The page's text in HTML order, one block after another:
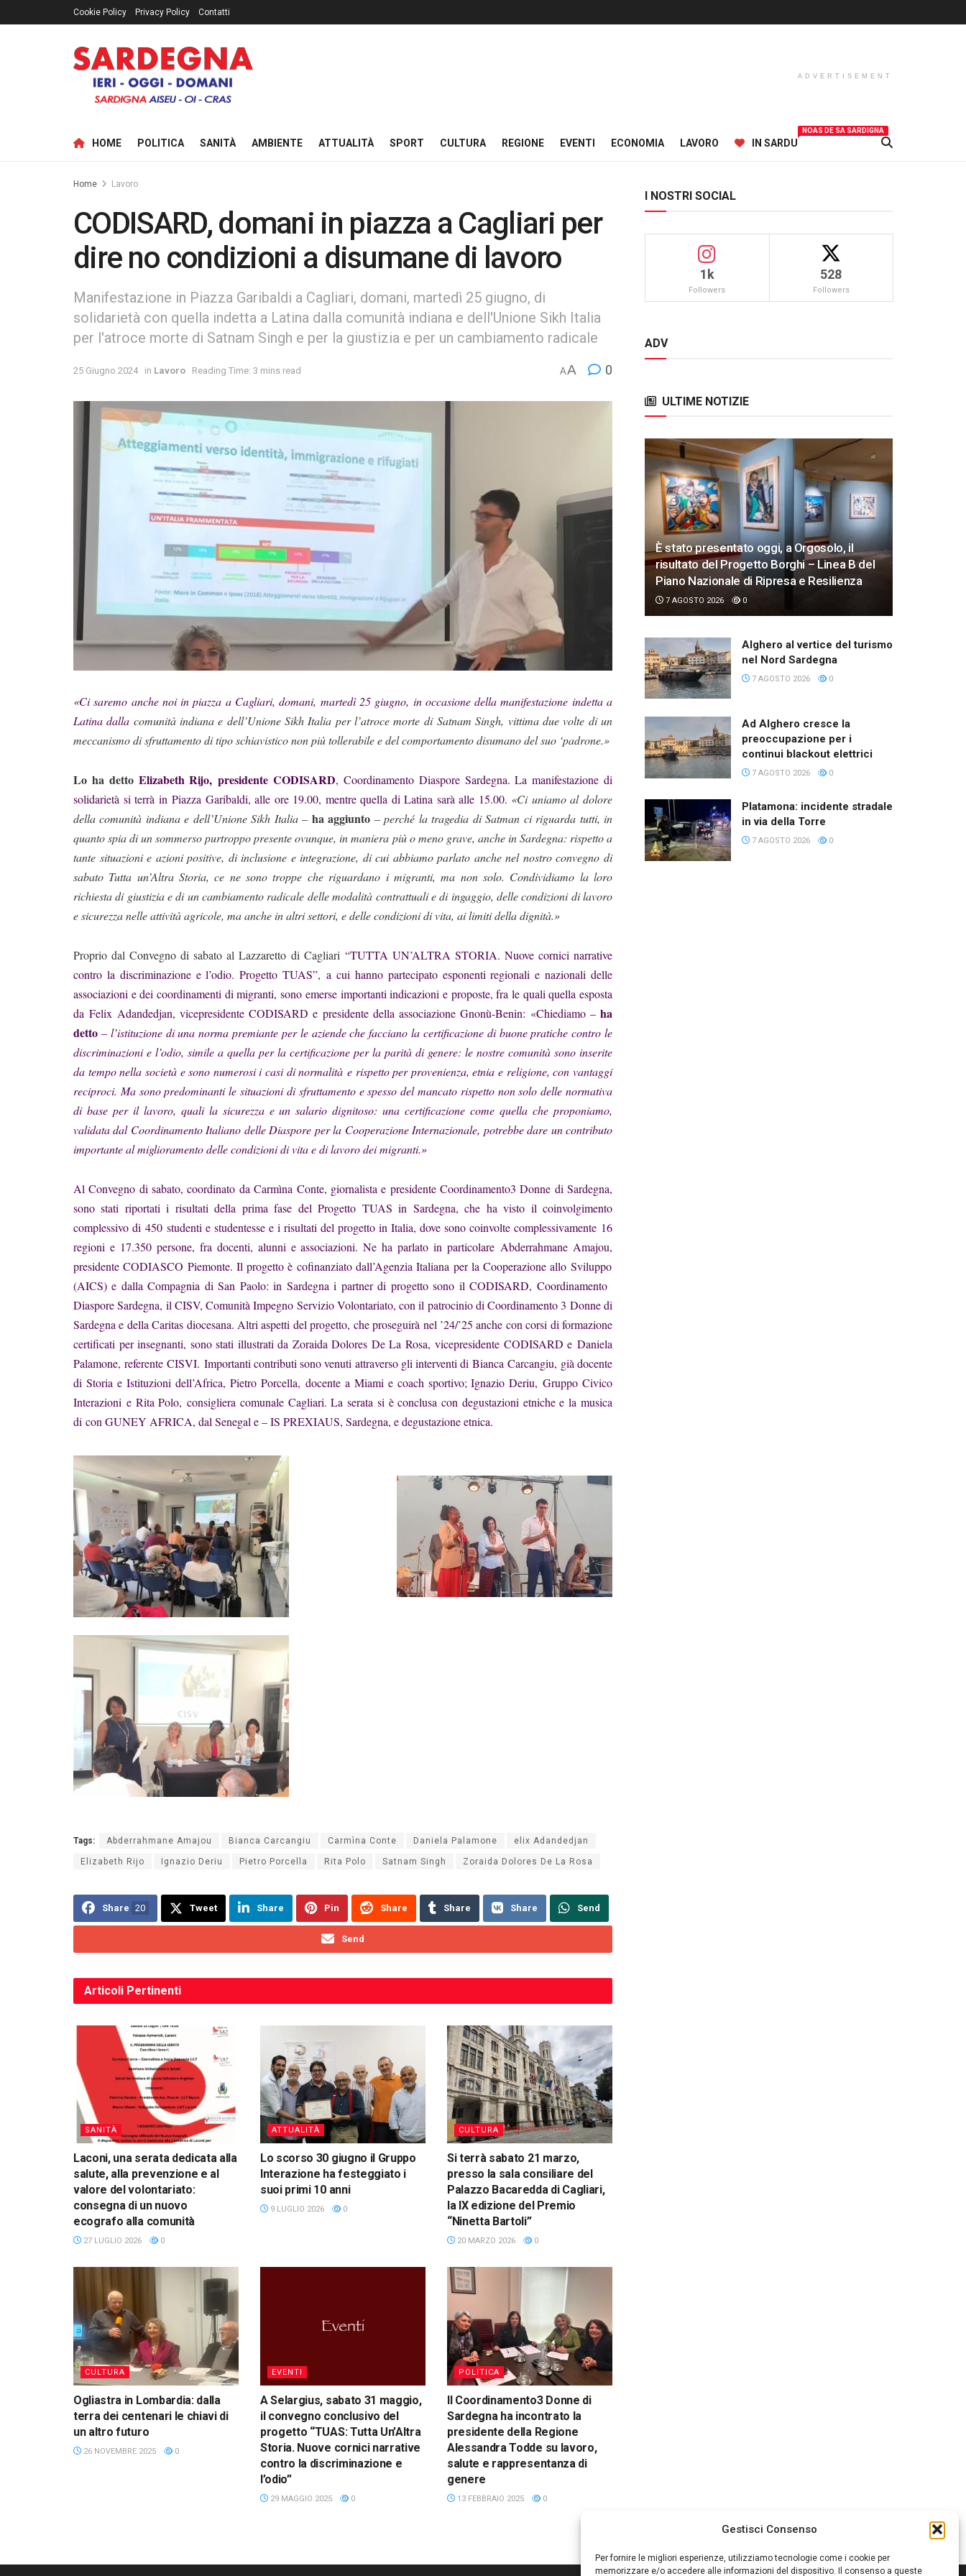
Gestisci Consenso
Per fornire le migliori esperienze, utilizziamo tecnologie come i cookie per
memorizzare e/o accedere alle informazioni del dispositivo. Il consenso a queste
Cookie Policy Privacy Policy Contatti
ADVERTISEMENT
HOME POLITICA SANITÀ AMBIENTE ATTUALITÀ SPORT CULTURA REGIONE EVENTI ECONOMIA LAVORO IN SARDU
NOAS DE SA SARDIGNA
Home Lavoro
CODISARD, domani in piazza a Cagliari per
dire no condizioni a disumane di lavoro
Manifestazione in Piazza Garibaldi a Cagliari, domani, martedì 25 giugno, di
solidarietà con quella indetta a Latina dalla comunità indiana e dell'Unione Sikh Italia
per l'atroce morte di Satnam Singh e per la giustizia e per un cambiamento radicale
25 Giugno 2024 in Lavoro Reading Time: 3 mins read AA 0
«Ci saremo anche noi in piazza a Cagliari, domani, martedì 25 giugno, in occasione della manifestazione indetta a
Latina dalla comunità indiana e dell’Unione Sikh Italia per l’atroce morte di Satnam Singh, vittima due volte di un
meccanismo di sfruttamento di tipo schiavistico non più tollerabile e del comportamento disumano del suo ‘padrone.»
Lo ha detto Elizabeth Rijo,presidente CODISARD, Coordinamento Diaspore Sardegna. La manifestazione di
solidarietà si terrà inPiazza Garibaldi, alle ore 19.00, mentre quella di Latina sarà alle 15.00. «Ci uniamo al dolore
della comunità indiana e dell’Unione Sikh Italia– ha aggiunto –perché la tragedia di Satman ci riguarda tutti, in
quanto spia di un sommerso purtroppo presente ovunque, in maniera più o meno grave, anche in Sardegna: rispetto a
tante situazioni e azioni positive, di inclusione e integrazione, di cui abbiamo parlato anche nel nostro convegno di
sabato Tutta un’Altra Storia, ce ne sono troppe che riguardano i migranti, ma non solo. Condividiamo la loro
richiesta di giustizia e di un cambiamento radicale delle modalità contrattuali e di ingaggio, delle condizioni di lavoro
e sicurezza nelle attività agricole, ma anche in altri settori, e delle condizioni di vita, ai limiti della dignità.»
Proprio dal Convegno di sabato al Lazzaretto di Cagliari “TUTTA UN’ALTRA STORIA. Nuove cornici narrative
contro la discriminazione e l’odio. Progetto TUAS”,a cui hanno partecipato esponenti regionali e nazionali delle
associazioni e dei coordinamenti di migranti, sono emerse importanti indicazioni e proposte, fra le quali quella esposta
daFelix Adandedjan, vicepresidente CODISARD e presidente della associazione Gnonù-Benin: «Chiediamo – ha
detto – l’istituzione di una norma premiante per le aziende che facciano la certificazione di buone pratiche contro le
discriminazioni e l’odio, simile a quella per la certificazione per la parità di genere: le nostre comunità sono inserite
da tempo nella società e sono numerosi i casi dinormalità e rispetto per provenienza, etnia e religione, con vantaggi
reciproci. Ma sono predominanti le situazioni di sfruttamento e spesso del mancato rispetto non solo delle normativa
di base per il lavoro, quali la sicurezza e un salario dignitoso: una certificazione come quella che proponiamo,
validata dal Coordinamento Italiano delle Diaspore per la Cooperazione Internazionale, potrebbe dare un contributo
importante al miglioramento delle condizioni di vita e di lavoro dei migranti.»
Al Convegno di sabato, coordinato da Carmìna Conte, giornalista e presidente Coordinamento3 Donne di Sardegna,
sono stati riportati i risultati della prima fase del Progetto TUAS in Sardegna, che ha visto il coinvolgimento
complessivo di 450 studenti e studentesse e i risultati del progetto in Italia, dove sono coinvolte complessivamente 16
regioni e 17.350 persone, fra docenti, alunni e associazioni. Ne ha parlato in particolare Abderrahmane Amajou,
presidente CODIASCO Piemonte. Il progetto è cofinanziato dall’Agenzia Italiana per la Cooperazione allo Sviluppo
(AICS) e dalla Compagnia di San Paolo: in Sardegna i partner di progetto sono il CODISARD, Coordinamento
Diaspore Sardegna, il CISV, Comunità Impegno Servizio Volontariato, con il patrocinio di Coordinamento 3 Donne di
Sardegna e della Caritas diocesana. Altri aspetti del progetto, che proseguirà nel ’24/’25 anche con corsi di formazione
certificati per insegnanti, sono stati illustrati da Zoraida Dolores De La Rosa,vicepresidente CODISARD e Daniela
Palamone,referente CISVI. Importanti contributi sono venuti attraverso gli interventi diBianca Carcangiu, già docente
di Storia e Istituzioni dell’Africa, Pietro Porcella,docente a Miami e coach sportivo; Ignazio Deriu,Gruppo Civico
Interazioni e Rita Polo,consigliera comunale Cagliari. La serata si è conclusa con degustazioni etniche e la musica
di con GUNEY AFRICA, dal Senegal e – IS PREXIAUS, Sardegna, e degustazione etnica.
Tags: Abderrahmane Amajou Bianca Carcangiu Carmìna Conte Daniela Palamone elix Adandedjan
Elizabeth Rijo Ignazio Deriu Pietro Porcella Rita Polo Satnam Singh Zoraida Dolores De La Rosa
Share 20 Tweet Share Pin Share Share Share Send
Send
Articoli Pertinenti
SANITÀ
Laconi, una serata dedicata alla
salute, alla prevenzione e al
valore del volontariato:
consegna di un nuovo
ecografo alla comunità
27 LUGLIO 2026 0
ATTUALITÀ
Lo scorso 30 giugno il Gruppo
Interazione ha festeggiato i
suoi primi 10 anni
9 LUGLIO 2026 0
CULTURA
Si terrà sabato 21 marzo,
presso la sala consiliare del
Palazzo Bacaredda di Cagliari,
la IX edizione del Premio
“Ninetta Bartoli”
20 MARZO 2026 0
CULTURA
Ogliastra in Lombardia: dalla
terra dei centenari le chiavi di
un altro futuro
26 NOVEMBRE 2025 0
EVENTI
A Selargius, sabato 31 maggio,
il convegno conclusivo del
progetto “TUAS: Tutta Un’Altra
Storia. Nuove cornici narrative
contro la discriminazione e
l’odio”
29 MAGGIO 2025 0
POLITICA
Il Coordinamento3 Donne di
Sardegna ha incontrato la
presidente della Regione
Alessandra Todde su lavoro,
salute e rappresentanza di
genere
13 FEBBRAIO 2025 0
I NOSTRI SOCIAL
1k
Followers
528
Followers
ADV
ULTIME NOTIZIE
È stato presentato oggi, a Orgosolo, il
risultato del Progetto Borghi – Linea B del
Piano Nazionale di Ripresa e Resilienza
7 AGOSTO 2026 0
Alghero al vertice del turismo
nel Nord Sardegna
7 AGOSTO 2026 0
Ad Alghero cresce la
preoccupazione per i
continui blackout elettrici
7 AGOSTO 2026 0
Platamona: incidente stradale
in via della Torre
7 AGOSTO 2026 0